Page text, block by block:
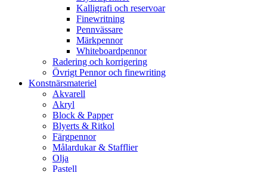
Kalligrafi och reservoar
Finewritning
Pennvässare
Märkpennor
Whiteboardpennor
Radering och korrigering
Övrigt Pennor och finewriting
Konstnärsmateriel
Akvarell
Akryl
Block & Papper
Blyerts & Ritkol
Färgpennor
Målardukar & Stafflier
Olja
Pastell